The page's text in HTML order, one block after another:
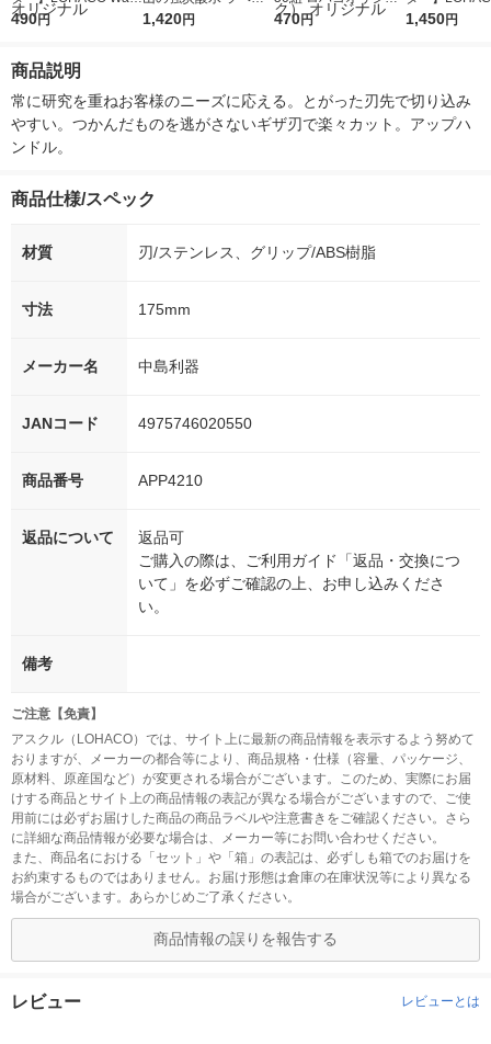
r（ロハコウォータ
シ） オリジナル
490円
レス 500ml 1箱（24
1,420円
ルソフトパックティッ
オリジナル
470円
r 410ml 1箱（
1,450円
商品説明
常に研究を重ねお客様のニーズに応える。とがった刃先で切り込み
やすい。つかんだものを逃がさないギザ刃で楽々カット。アップハ
ンドル。
商品仕様/スペック
材質 刃/ステンレス、グリップ/ABS樹脂
寸法 175mm
メーカー名 中島利器
JANコード 4975746020550
商品番号 APP4210
返品について
返品可
ご購入の際は、ご利用ガイド「返品・交換につ
いて」を必ずご確認の上、お申し込みくださ
い。
備考
ご注意【免責】
アスクル（LOHACO）では、サイト上に最新の商品情報を表示するよう努めて
おりますが、メーカーの都合等により、商品規格・仕様（容量、パッケージ、
原材料、原産国など）が変更される場合がございます。このため、実際にお届
けする商品とサイト上の商品情報の表記が異なる場合がございますので、ご使
用前には必ずお届けした商品の商品ラベルや注意書きをご確認ください。さら
に詳細な商品情報が必要な場合は、メーカー等にお問い合わせください。
また、商品名における「セット」や「箱」の表記は、必ずしも箱でのお届けを
お約束するものではありません。お届け形態は倉庫の在庫状況等により異なる
場合がございます。あらかじめご了承ください。
商品情報の誤りを報告する
レビュー レビューとは